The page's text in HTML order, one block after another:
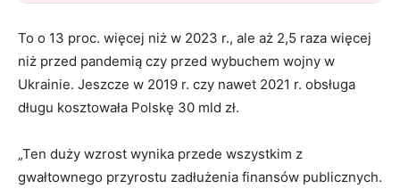
To o 13 proc. więcej niż w 2023 r., ale aż 2,5 raza więcej
niż przed pandemią czy przed wybuchem wojny w
Ukrainie. Jeszcze w 2019 r. czy nawet 2021 r. obsługa
długu kosztowała Polskę 30 mld zł.
„Ten duży wzrost wynika przede wszystkim z
gwałtownego przyrostu zadłużenia finansów publicznych.